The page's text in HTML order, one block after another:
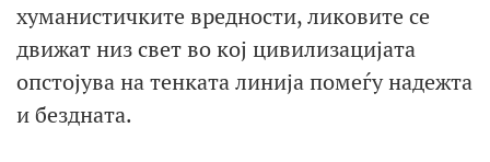
хуманистичките вредности, ликовите се
движат низ свет во кој цивилизацијата
опстојува на тенката линија помеѓу надежта
и бездната.